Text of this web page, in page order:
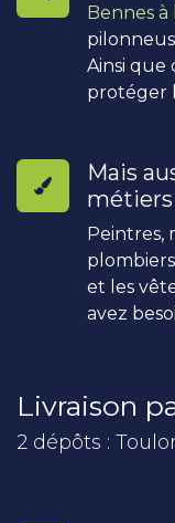
Bennes
Ainsi que
protéger
Mais
métiers
Peintres,
et les
avez
Livraison
2 dépôts :